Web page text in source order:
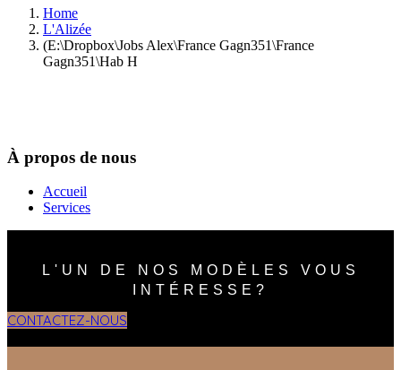
Home
L'Alizée
(E:\Dropbox\Jobs Alex\France Gagn351\France
Gagn351\Hab H
À propos de nous
Accueil
Services
L'UN DE NOS MODÈLES VOUS
INTÉRESSE?
CONTACTEZ-NOUS